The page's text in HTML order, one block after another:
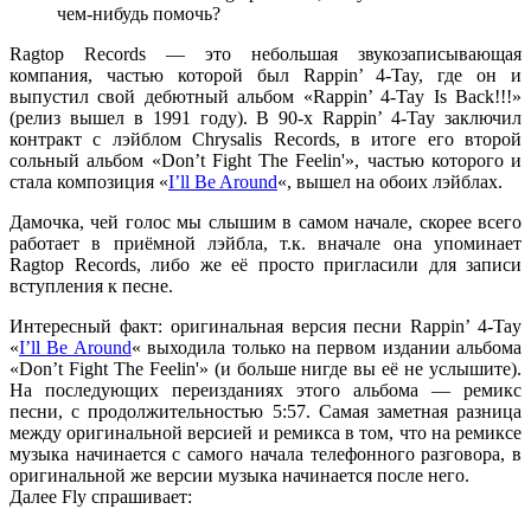
чем-нибудь помочь?
Ragtop Records — это небольшая звукозаписывающая
компания, частью которой был Rappin’ 4-Tay, где он и
выпустил свой дебютный альбом «Rappin’ 4-Tay Is Back!!!»
(релиз вышел в 1991 году). В 90-хRappin’ 4-Tay заключил
контракт с лэйбломChrysalis Records, в итоге его второй
сольный альбом «Don’t Fight The Feelin'», частью которого и
стала композиция «I’ll Be Around«, вышел на обоих лэйблах.
Дамочка, чей голос мы слышим в самом начале, скорее всего
работает в приёмной лэйбла, т.к. вначале она упоминает
Ragtop Records, либо же её просто пригласили для записи
вступления к песне.
Интересный факт: оригинальная версия песниRappin’ 4-Tay
«I’ll Be Around« выходила только на первом издании альбома
«Don’t Fight The Feelin'» (и больше нигде вы её не услышите).
На последующих переизданиях этого альбома — ремикс
песни, с продолжительностью 5:57. Самая заметная разница
между оригинальной версией и ремикса в том, что на ремиксе
музыка начинается с самого начала телефонного разговора, в
оригинальной же версии музыка начинается после него.
Далее Fly спрашивает: